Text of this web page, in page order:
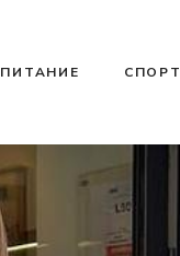
ПИТАНИЕ СПОРТ